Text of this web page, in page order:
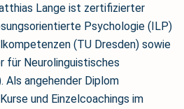
Lange ist zertifizierter
Psychologie (ILP)
(TU Dresden) sowie
Neurolinguistisches
Als angehender Diplom
und Einzelcoachings im